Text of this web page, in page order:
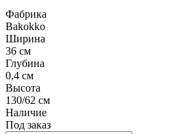
Фабрика
Bakokko
Ширина
36 см
Глубина
0,4 см
Высота
130/62 см
Наличие
Под заказ